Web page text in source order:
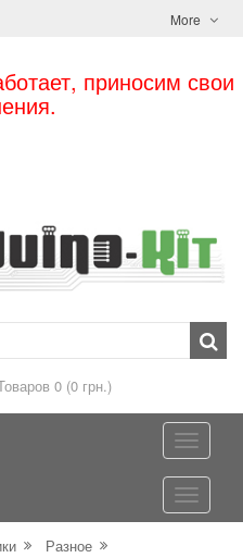
More
приносим свои
0 (0 грн.)
Разное